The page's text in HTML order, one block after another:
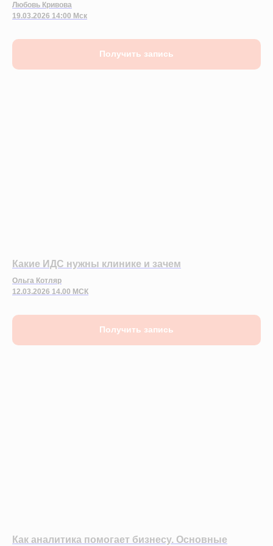
Любовь Кривова
19.03.2026 14:00 Мск
Получить запись
Какие ИДС нужны клинике и зачем
Ольга Котляр
12.03.2026 14.00 МСК
Получить запись
Как аналитика помогает бизнесу. Основные